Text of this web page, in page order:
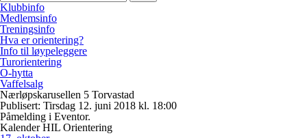
etter:
Klubbinfo
Medlemsinfo
Treningsinfo
Hva er orientering?
Info til løypeleggere
Turorientering
O-hytta
Vaffelsalg
Nærløpskarusellen 5 Torvastad
Publisert: Tirsdag 12. juni 2018 kl. 18:00
Påmelding i Eventor.
Kalender HIL Orientering